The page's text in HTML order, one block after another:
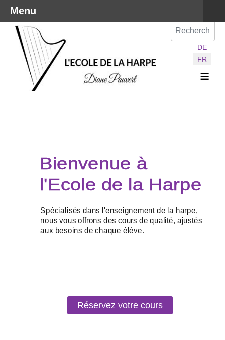
Sélectionnez
DE
FR
≡
Réservez votre cours
Menu ≡